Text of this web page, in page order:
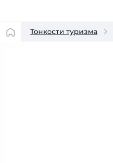
Тонкости туризма